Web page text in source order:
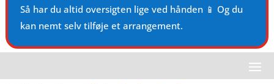
Så har du altid oversigten lige ved hånden 📱 Og du
kan nemt selv tilføje et arrangement.